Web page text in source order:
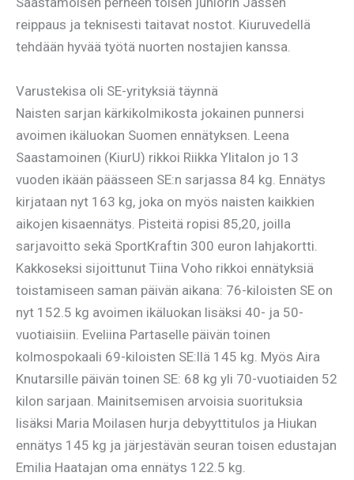
reippaus ja teknisesti taitavat nostot. Kiuruvedellä
tehdään hyvää työtä nuorten nostajien kanssa.
Varustekisa oli SE-yrityksiä täynnä
Naisten sarjan kärkikolmikosta jokainen punnersi
avoimen ikäluokan Suomen ennätyksen. Leena
Saastamoinen (KiurU) rikkoi Riikka Ylitalon jo 13
vuoden ikään päässeen SE:n sarjassa 84 kg. Ennätys
kirjataan nyt 163 kg, joka on myös naisten kaikkien
aikojen kisaennätys. Pisteitä ropisi 85,20, joilla
sarjavoitto sekä SportKraftin 300 euron lahjakortti.
Kakkoseksi sijoittunut Tiina Voho rikkoi ennätyksiä
toistamiseen saman päivän aikana: 76-kiloisten SE on
nyt 152.5 kg avoimen ikäluokan lisäksi 40- ja 50-
vuotiaisiin. Eveliina Partaselle päivän toinen
kolmospokaali 69-kiloisten SE:llä 145 kg. Myös Aira
Knutarsille päivän toinen SE: 68 kg yli 70-vuotiaiden 52
kilon sarjaan. Mainitsemisen arvoisia suorituksia
lisäksi Maria Moilasen hurja debyyttitulos ja Hiukan
ennätys 145 kg ja järjestävän seuran toisen edustajan
Emilia Haatajan oma ennätys 122.5 kg.